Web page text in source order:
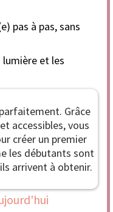
pas à pas, sans
lumière et les
Grâce
accessibles, vous
créer un premier
les débutants sont
arrivent à obtenir.